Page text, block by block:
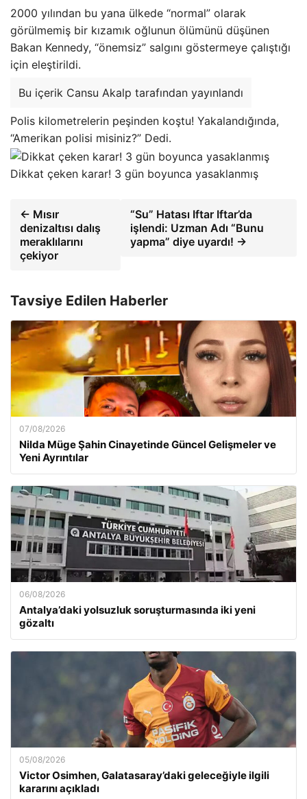
2000 yılından bu yana ülkede “normal” olarak
görülmemiş bir kızamık oğlunun ölümünü düşünen
Bakan Kennedy, “önemsiz” salgını göstermeye çalıştığı
için eleştirildi.
Bu içerik Cansu Akalp tarafından yayınlandı
Polis kilometrelerin peşinden koştu! Yakalandığında,
“Amerikan polisi misiniz?” Dedi.
Dikkat çeken karar! 3 gün boyunca yasaklanmış
← Mısır
denizaltısı dalış
meraklılarını
çekiyor
“Su” Hatası Iftar Iftar’da
işlendi: Uzman Adı “Bunu
yapma” diye uyardı! →
Tavsiye Edilen Haberler
07/08/2026
Nilda Müge Şahin Cinayetinde Güncel Gelişmeler ve
Yeni Ayrıntılar
06/08/2026
Antalya’daki yolsuzluk soruşturmasında iki yeni
gözaltı
05/08/2026
Victor Osimhen, Galatasaray’daki geleceğiyle ilgili
kararını açıkladı